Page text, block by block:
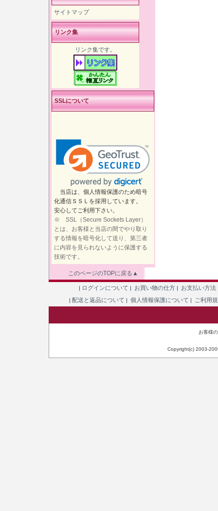
サイトマップ
リンク集
リンク集です。
SSLについて
当店は、個人情報保護のため暗号
化通信ＳＳＬを採用しています。
安心してご利用下さい。
※ SSL（Secure Sockets Layer）
とは、お客様と当店の間でやり取り
する情報を暗号化して送り、第三者
に内容を見られないように保護する
技術です。
このページのTOPに戻る▲
| ログインについて | お買い物の仕方 | お支払い方法
| 配送と返品について | 個人情報保護について | ご利用
お客様
Copyright(c) 2003-